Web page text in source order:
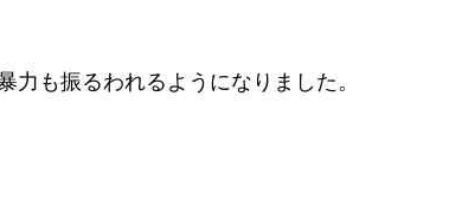
も振るわれるようになりました。